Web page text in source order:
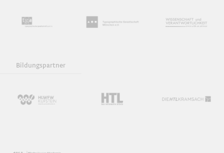
Bildungspartner